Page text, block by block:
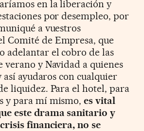
en la liberación y
por desempleo, por
a vuestros
Comité de Empresa, que
adelantar el cobro de las
verano y Navidad a quienes
así ayudaros con cualquier
liquidez. Para el hotel, para
y para mí mismo,es vital
este drama sanitario y
financiera, no se